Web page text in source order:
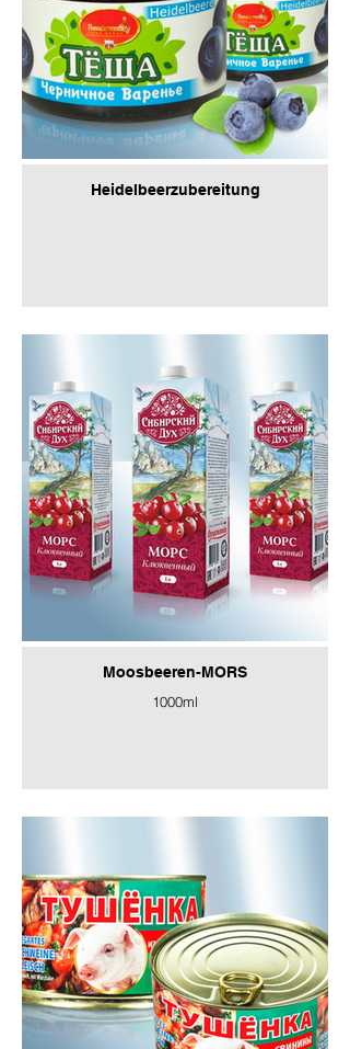
Heidelbeerzubereitung
Moosbeeren-MORS
1000ml